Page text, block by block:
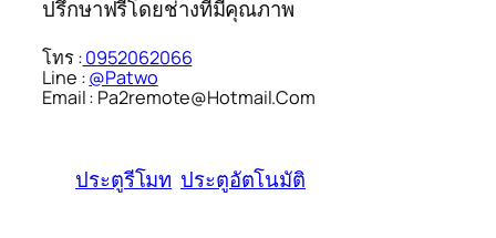
ปรึกษาฟรีโดยช่างที่มีคุณภาพ
โทร :0952062066
Line :@Patwo
Email : Pa2remote@Hotmail.Com
ประตูรีโมท ประตูอัตโนมัติ